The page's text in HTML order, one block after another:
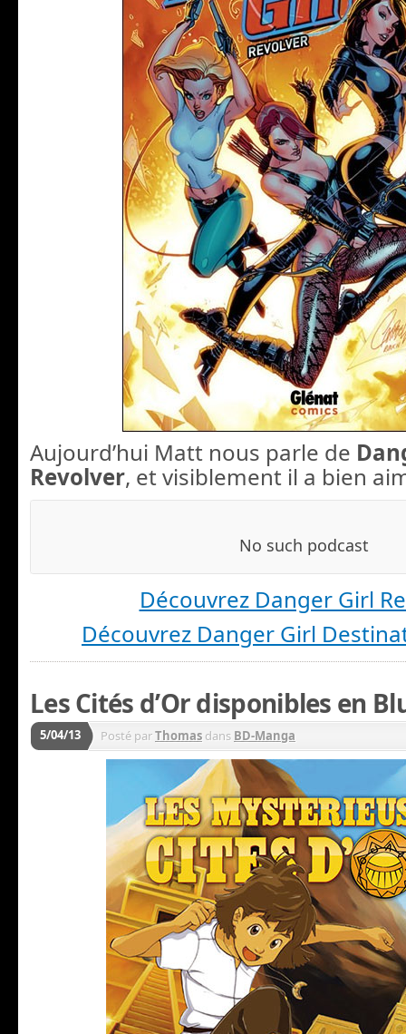
Aujourd’hui Matt nous parle de
Revolver, et visiblement il a bien
Découvrez Danger Girl
Découvrez Danger Girl
Les Cités d’Or disponibles en
5/04/13 Posté parThomas dans BD-Manga